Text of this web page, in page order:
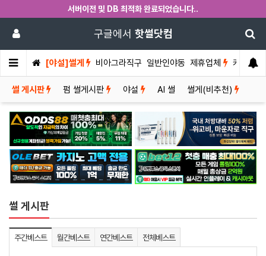
서버이전 및 DB 최적화 완료되었습니다..
구글에서 핫썰닷컴
[야설]썰게 비아그라직구 일반인야동 제휴업체 커뮤니티
썰 게시판 펌 썰게시판 야설 AI 썰 썰게(비추천)
썰 게시판
주간베스트 월간베스트 연간베스트 전체베스트